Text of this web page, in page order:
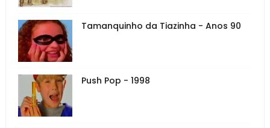
Tamanquinho da Tiazinha - Anos 90
Push Pop - 1998